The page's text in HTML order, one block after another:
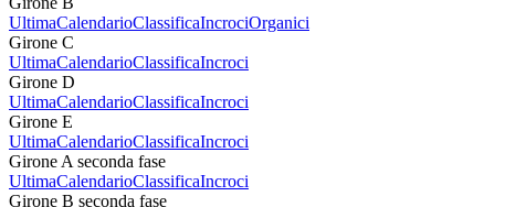
UltimaCalendarioClassificaIncrociOrganici
Girone C
UltimaCalendarioClassificaIncroci
Girone D
UltimaCalendarioClassificaIncroci
Girone E
UltimaCalendarioClassificaIncroci
Girone A seconda fase
UltimaCalendarioClassificaIncroci
Girone B seconda fase